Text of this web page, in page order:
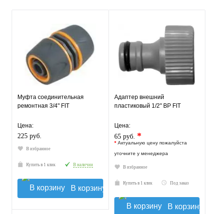
Муфта соединительная
ремонтная 3/4" FIT
Цена:
225 руб.
В избранное
Купить в 1 клик В наличии
В корзину
Адаптер внешний
пластиковый 1/2" ВР FIT
Цена:
65 руб. *
* Актуальную цену пожалуйста
уточните у менеджера
В избранное
Купить в 1 клик Под заказ
В корзину